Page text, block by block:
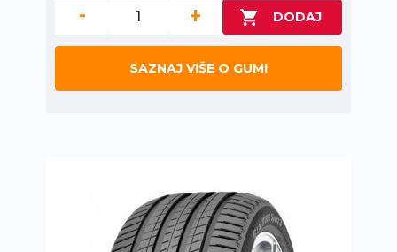
- +
SAZNAJ VIŠE O GUMI